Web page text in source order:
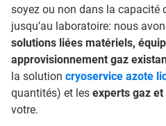
soyez ou non dans la capacité
jusqu’au laboratoire: nous
solutions liées matériels,
approvisionnement gaz
la solution cryoservice azote
quantités) et les experts gaz
votre.